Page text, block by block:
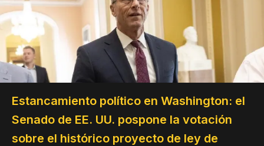
Estancamiento político en Washington: el
Senado de EE. UU. pospone la votación
sobre el histórico proyecto de ley de